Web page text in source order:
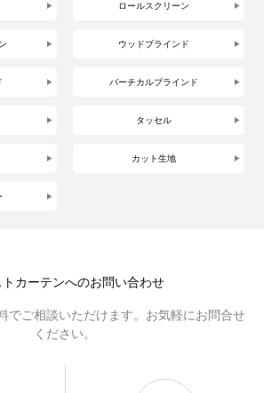
ロールスクリーン
ウッドブラインド
バーチカルブラインド
タッセル
カット生地
トカーテンへのお問い合わせ
でご相談いただけます。お気軽にお問合せ
ください。